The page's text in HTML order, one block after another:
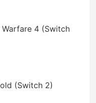
4 (Switch
(Switch 2)